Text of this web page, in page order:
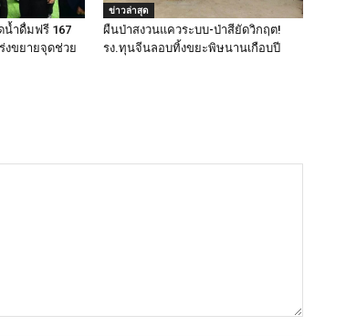
ำดื่มฟรี 167
งขยายจุดช่วย
ข่าวล่าสุด
ผืนป่าสงวนแควระบบ-ป่าสียัดวิกฤต!
รง.ทุนจีนลอบทิ้งขยะพิษนานเกือบปี